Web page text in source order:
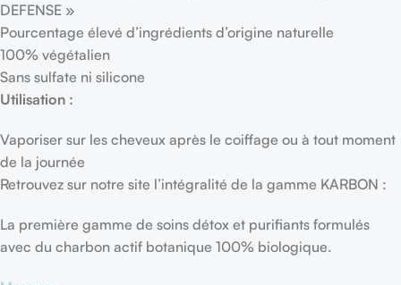
DEFENSE »
Pourcentage élevé d’ingrédients d’origine naturelle
100% végétalien
Sans sulfate ni silicone
Utilisation :
Vaporiser sur les cheveux après le coiffage ou à tout moment
de la journée
Retrouvez sur notre site l’intégralité de la gamme KARBON :
La première gamme de soins détox et purifiants formulés
avec du charbon actif botanique 100% biologique.